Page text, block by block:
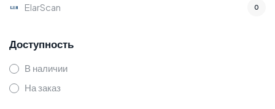
ElarScan 0
Доступность
В наличии
На заказ